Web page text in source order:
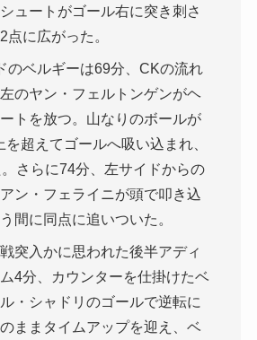
ュートがゴール右に突き刺さ
点に広がった。
のベルギーは69分、CKの流れ
のヤン・フェルトンゲンがヘ
トを放つ。山なりのボールが
超えてゴールへ吸い込まれ、
さらに74分、左サイドからの
ン・フェライニが頭で叩き込
間に同点に追いついた。
突入かに思われた後半アディ
4分、カウンターを仕掛けたベ
・シャドリのゴールで逆転に
ままタイムアップを迎え、ベ